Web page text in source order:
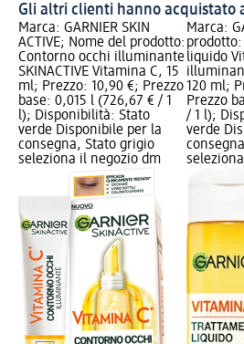
Gli altri clienti hanno acquistato
Marca: GARNIER SKIN
ACTIVE; Nome del prodotto:
Contorno occhi illuminante
SKINACTIVE Vitamina C, 15
ml; Prezzo: 10,90 €; Prezzo
base: 0,015 l (726,67 € / 1
l); Disponibilità: Stato
verde Disponibile per la
consegna, Stato grigio
seleziona il negozio dm
Marca:
liquido
120 ml;
Prezzo
/ 1 l);
verde